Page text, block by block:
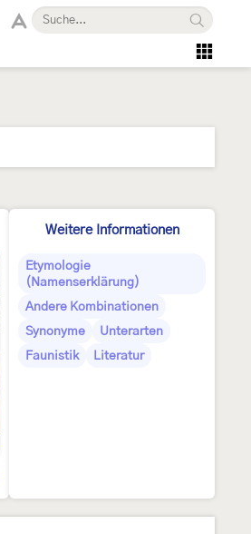
Weitere Informationen
Etymologie
(Namenserklärung)
Andere Kombinationen
Synonyme
Unterarten
Faunistik
Literatur